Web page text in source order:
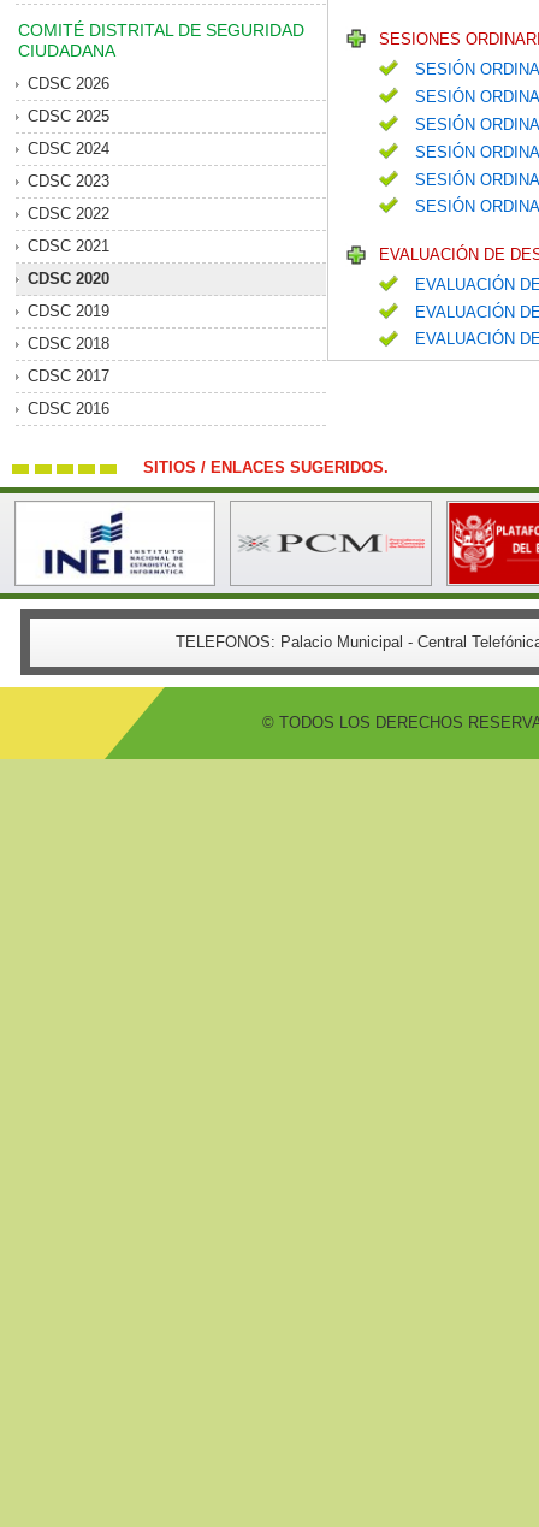
COMITÉ DISTRITAL DE SEGURIDAD
CIUDADANA
CDSC 2026
CDSC 2025
CDSC 2024
CDSC 2023
CDSC 2022
CDSC 2021
CDSC 2020
CDSC 2019
CDSC 2018
CDSC 2017
CDSC 2016
SESIONES
SESIÓN
SESIÓN
SESIÓN
SESIÓN
SESIÓN
SESIÓN
EVALUACIÓN DE
EVALUACIÓN
EVALUACIÓN
EVALUACIÓN
SITIOS / ENLACES SUGERIDOS.
TELEFONOS: Palacio Municipal - Central
© TODOS LOS DERECHOS